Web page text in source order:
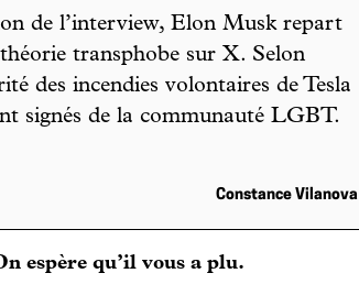
de l’interview, Elon Musk repart
transphobe sur X. Selon
des incendies volontaires de Tesla
signés de la communauté LGBT.
Constance Vilanova
espère qu’il vous a plu.